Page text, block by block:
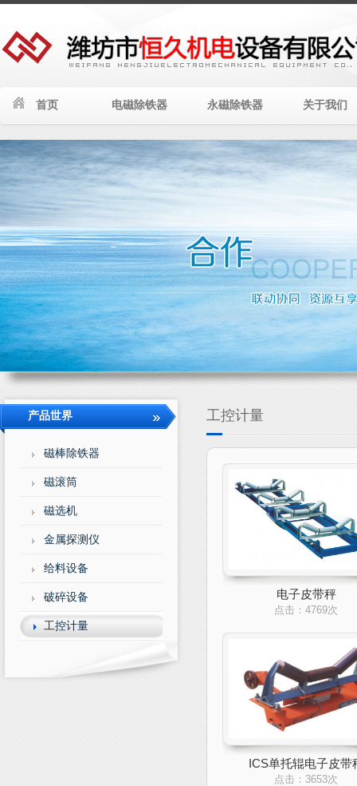
首页 电磁除铁器 永磁除铁器 关于我们
工控计量
电子皮带秤
点击：4769次
ICS单托辊电子皮带
点击：3653次
产品世界
磁棒除铁器
磁滚筒
磁选机
金属探测仪
给料设备
破碎设备
工控计量